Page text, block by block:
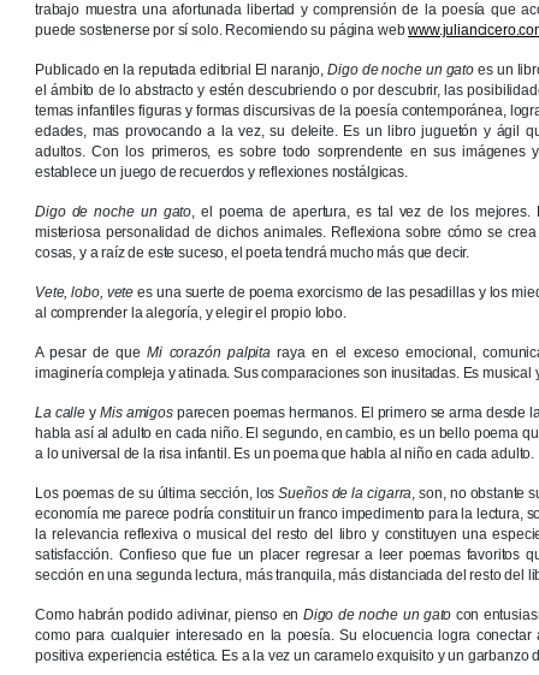
trabajo muestra una afortunada libertad y comprensión de la poesía que
puede sostenerse por sí solo. Recomiendo su página web
Publicado en la reputada editorial El naranjo,Digo de noche un gatoes un
el ámbito de lo abstracto y estén descubriendo o por descubrir, las
temas infantiles figuras y formas discursivas de la poesía contemporánea,
edades, mas provocando a la vez, su deleite. Es un libro juguetón y ágil
adultos. Con los primeros, es sobre todo sorprendente en sus imágenes
establece un juego de recuerdos y reflexiones nostálgicas.
Digo de noche un gato, el poema de apertura, es tal vez de los
misteriosa personalidad de dichos animales. Reflexiona sobre cómo se
cosas, y a raíz de este suceso, el poeta tendrá mucho más que decir.
Vete, lobo, vete es una suerte de poema exorcismo de las pesadillas y los
al comprender la alegoría, y elegir el propio lobo.
A pesar de queMi corazón palpitaraya en el exceso emocional,
imaginería compleja y atinada. Sus comparaciones son inusitadas. Es musical
La calle yMis amigosparecen poemas hermanos. El primero se arma desde
habla así al adulto en cada niño. El segundo, en cambio, es un bello poema
a lo universal de la risa infantil. Es un poema que habla al niño en cada adulto.
Los poemas de su última sección, losSueños de la cigarra, son, no obstante
economía me parece podría constituir un franco impedimento para la lectura,
la relevancia reflexiva o musical del resto del libro y constituyen una
satisfacción. Confieso que fue un placer regresar a leer poemas favoritos
sección en una segunda lectura, más tranquila, más distanciada del resto del
Como habrán podido adivinar, pienso en Digo de noche un gato con
como para cualquier interesado en la poesía. Su elocuencia logra
positiva experiencia estética. Es a la vez un caramelo exquisito y un garbanzo